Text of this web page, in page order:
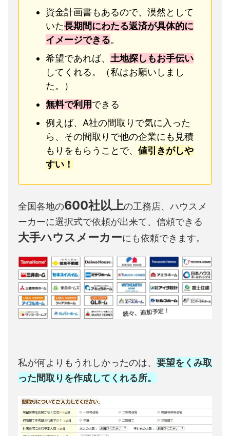
資金計画書もあるので、漠然として
いた長期間にわたる返済が具体的に
イメージできる。
希望であれば、 土地探しもお手伝い
してくれる。（私はお願いしまし
た。）
無料で利用できる
例えば、A社の間取りで気に入った
ら、その間取りで他の企業にも見積
もりをもらうことで、 値引きがしや
すい！
全国各地の600社以上の工務店、ハウスメ
ーカーに選択式で依頼が出来て、信頼できる
大手ハウスメーカーにも依頼できます。
私が何よりもうれしかったのは、 要望をくみ取
った間取りを作成してくれる所。